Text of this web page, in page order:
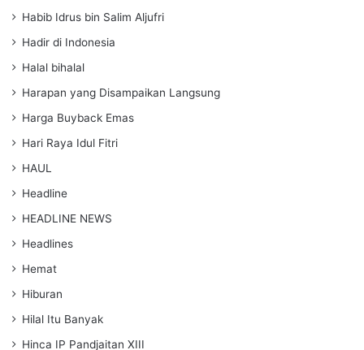
Habib Idrus bin Salim Aljufri
Hadir di Indonesia
Halal bihalal
Harapan yang Disampaikan Langsung
Harga Buyback Emas
Hari Raya Idul Fitri
HAUL
Headline
HEADLINE NEWS
Headlines
Hemat
Hiburan
Hilal Itu Banyak
Hinca IP Pandjaitan XIII